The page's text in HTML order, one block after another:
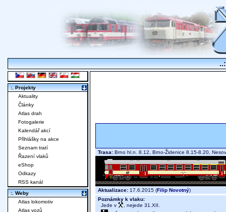
Trasa: Brno hl.n. 8.12, Brno-Židenice 8.15-8.20,
Aktualizace: 17.6.2015 (Filip Novotný)
Poznámky k vlaku:
Jede v
, nejede 31.XII.
:. Projekty
Aktuality
Články
Atlas drah
Fotogalerie
Kalendář akcí
Přihlášky na akce
Seznam tratí
Řazení vlaků
eShop
Odkazy
RSS kanál
:. Weby
Atlas lokomotiv
Atlas vozů